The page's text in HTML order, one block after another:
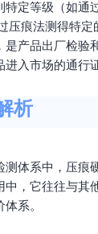
定等级（如通
压痕法测得特定
产品出厂检验
入市场的通行证
析
测体系中，压痕
，它往往与其
系。